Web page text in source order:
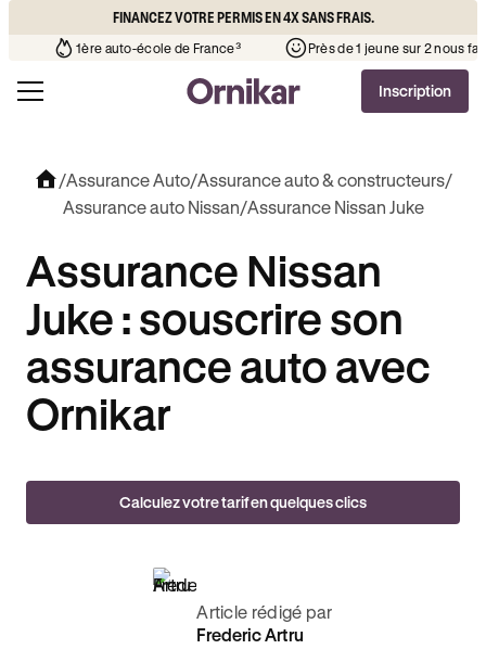
FINANCEZ VOTRE PERMIS EN 4X SANS FRAIS.
école de votre quartier¹ 1ère auto-école de France³
Inscription
/Assurance Auto/Assurance auto & constructeurs/
Assurance auto Nissan/Assurance Nissan Juke
Assurance Nissan
Juke : souscrire son
assurance auto avec
Ornikar
Calculez votre tarif en quelques clics
Article rédigé par
Frederic Artru